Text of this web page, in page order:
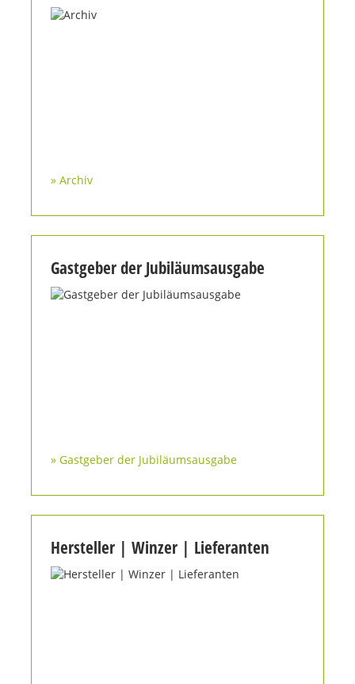
» Archiv
Gastgeber der Jubiläumsausgabe
» Gastgeber der Jubiläumsausgabe
Hersteller | Winzer | Lieferanten